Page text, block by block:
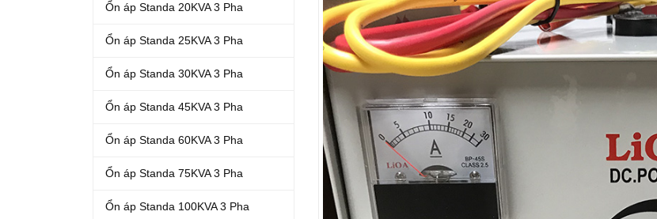
Ổn áp Standa 20KVA 3 Pha
Ổn áp Standa 25KVA 3 Pha
Ổn áp Standa 30KVA 3 Pha
Ổn áp Standa 45KVA 3 Pha
Ổn áp Standa 60KVA 3 Pha
Ổn áp Standa 75KVA 3 Pha
Ổn áp Standa 100KVA 3 Pha